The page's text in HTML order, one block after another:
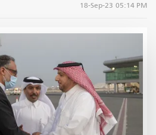
18-Sep-23 05:14 PM